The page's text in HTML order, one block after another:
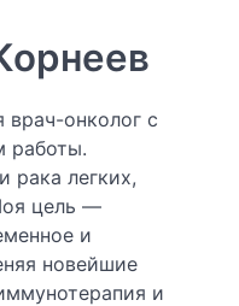
врач-онколог с
работы.
рака легких,
цель —
и
новейшие
и